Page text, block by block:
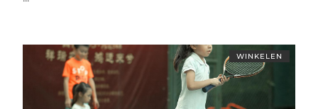
WINKELEN